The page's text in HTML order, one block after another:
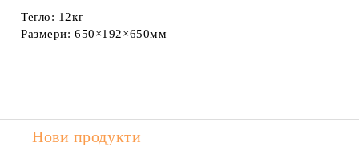
Тегло: 12кг
Размери:650×192×650мм
Нови продукти